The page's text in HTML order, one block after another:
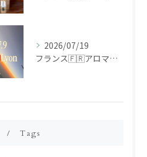
2026/07/19
フランス🇫🇷アロマ研修ツアー𝗱𝗮𝘆𝟭
Tags